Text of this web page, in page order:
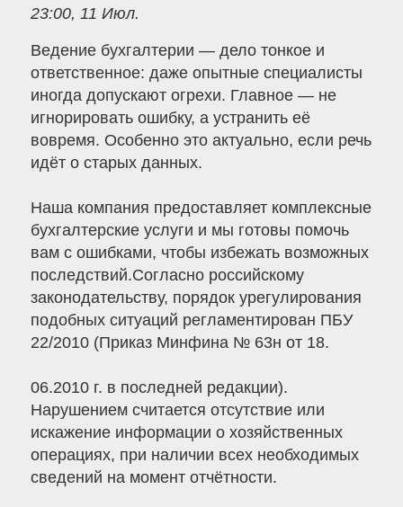
23:00, 11 Июл.
Ведение бухгалтерии — дело тонкое и
ответственное: даже опытные специалисты
иногда допускают огрехи. Главное — не
игнорировать ошибку, а устранить её
вовремя. Особенно это актуально, если речь
идёт о старых данных.
Наша компания предоставляет комплексные
бухгалтерские услуги и мы готовы помочь
вам с ошибками, чтобы избежать возможных
последствий.Согласно российскому
законодательству, порядок урегулирования
подобных ситуаций регламентирован ПБУ
22/2010 (Приказ Минфина № 63н от 18.
06.2010 г. в последней редакции).
Нарушением считается отсутствие или
искажение информации о хозяйственных
операциях, при наличии всех необходимых
сведений на момент отчётности.